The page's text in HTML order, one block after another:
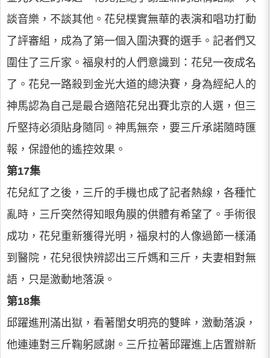
談音樂，不談其他。花兒樸實無華的表演和唱功打動
了評審組，成為了第一個入圍決賽的選手。記者們又
圍住了三斤家。福泉村的人們意識到：花兒一夜成名
了。花兒一路殺到金光大道的總決賽，身為經紀人的
神馬認為自己是最合適陪花兒出賽北京的人選，但三
斤堅持必須貼身隨同。神馬無奈，要三斤承諾隨時匯
報，保證他的遙控效果。
第17集
花兒紅了之後，三斤的手機也成了記者熱線，各種忙
亂時，三斤突然得知眼角膜的供體有希望了。手術很
成功，花兒重新獲得光明，福泉村的人像過節一樣涌
到醫院，花兒很快辨認出三斤媽和三斤，夫妻相對無
語，只是激動地落淚。
第18集
邱躍進刑滿出獄，看著閨女明亮的雙眸，激動落淚，
他連連對三斤鞠躬感謝。三斤拉著邱躍進上店置辦新